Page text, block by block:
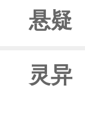
悬疑
灵异